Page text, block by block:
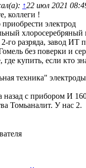
↑22 июл 2021
коллеги !
электрод
го разряда, завод ИТ
без поверки и
купить, если кто
техника" электроды
назад с прибором И
Томьаналит. У нас 2.